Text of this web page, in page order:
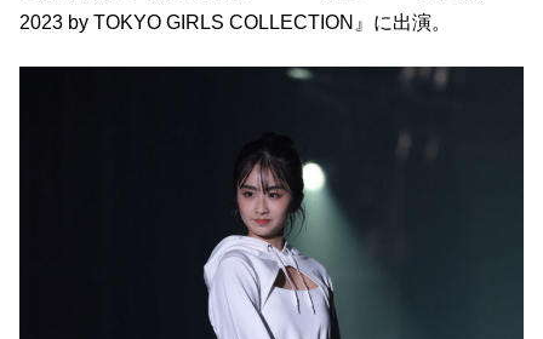
2023 by TOKYO GIRLS COLLECTION』に出演。